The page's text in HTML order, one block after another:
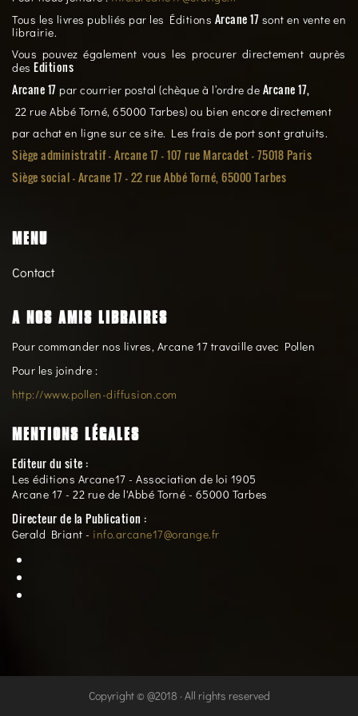
Tous les livres publiés par les Éditions Arcane 17 sont en vente en
librairie.
Vous pouvez également vous les procurer directement auprès
des Editions
Arcane 17 par courrier postal (chèque à l’ordre de Arcane 17,
22 rue Abbé Torné, 65000 Tarbes) ou bien encore directement
par achat en ligne sur ce site. Les frais de port sont gratuits.
Siège administratif - Arcane 17 - 107 rue Marcadet - 75018 Paris
Siège social -Arcane 17 - 22 rue Abbé Torné, 65000 Tarbes
MENU
Contact
A NOS AMIS LIBRAIRES
Pour commander nos livres, Arcane 17 travaille avec Pollen
Pour les joindre :
http://www.pollen-diffusion.com
MENTIONS LÉGALES
Editeur du site :
Les éditions Arcane17 - Association de loi 1905
Arcane 17 - 22 rue de l'Abbé Torné - 65000 Tarbes
Directeur de la Publication :
Gerald Briant - info.arcane17@orange.fr
Copyright © @2018 · All rights reserved